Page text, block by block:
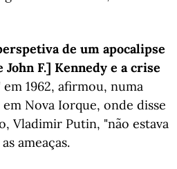
de um apocalipse
F.] Kennedy e a crise
em 1962, afirmou, numa
Nova Iorque, onde disse
Vladimir Putin, "não estava
ameaças.